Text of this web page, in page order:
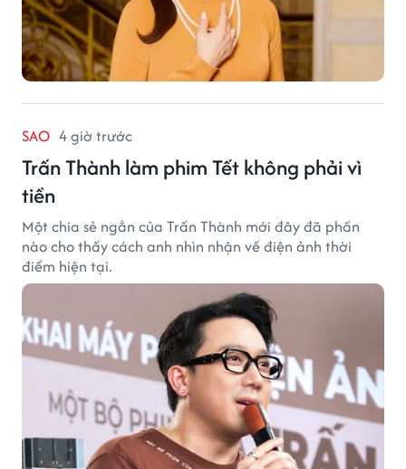
SAO 4 giờ trước
Trấn Thành làm phim Tết không phải vì
tiền
Một chia sẻ ngắn của Trấn Thành mới đây đã phần
nào cho thấy cách anh nhìn nhận về điện ảnh thời
điểm hiện tại.